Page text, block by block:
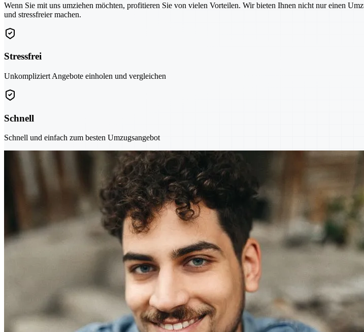
Wenn Sie mit uns umziehen möchten, profitieren Sie von vielen Vorteilen. Wir bieten Ihnen nicht nur einen
und stressfreier machen.
Stressfrei
Unkompliziert Angebote einholen und vergleichen
Schnell
Schnell und einfach zum besten Umzugsangebot